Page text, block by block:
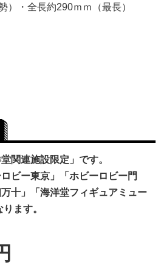
）・全長約290ｍｍ（最長）
関連施設限定」です。
ビー東京」「ホビーロビー門
十」「海洋堂フィギュアミュー
ます。